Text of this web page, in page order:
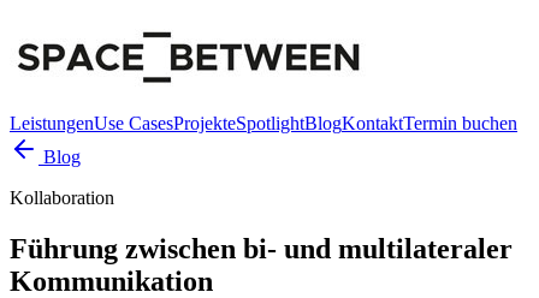
LeistungenUse CasesProjekteSpotlightBlogKontaktTermin buchen
Blog
Kollaboration
Führung zwischen bi- und multilateraler
Kommunikation